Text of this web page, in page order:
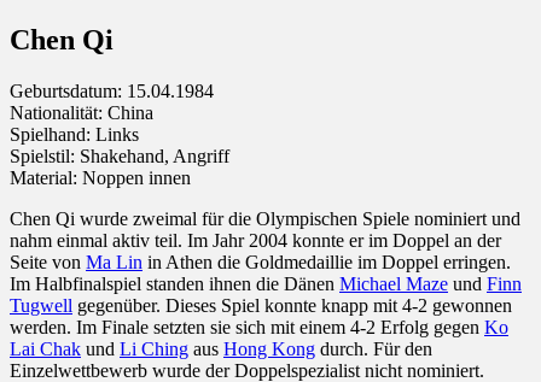
Chen Qi
Geburtsdatum: 15.04.1984
Nationalität: China
Spielhand: Links
Spielstil: Shakehand, Angriff
Material: Noppen innen
Chen Qi wurde zweimal für die Olympischen Spiele nominiert und
nahm einmal aktiv teil. Im Jahr 2004 konnte er im Doppel an der
Seite von Ma Lin in Athen die Goldmedaillie im Doppel erringen.
Im Halbfinalspiel standen ihnen die Dänen Michael Maze und Finn
Tugwell gegenüber. Dieses Spiel konnte knapp mit 4-2 gewonnen
werden. Im Finale setzten sie sich mit einem 4-2 Erfolg gegen Ko
Lai Chak und Li Ching aus Hong Kong durch. Für den
Einzelwettbewerb wurde der Doppelspezialist nicht nominiert.